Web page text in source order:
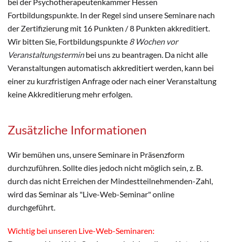
Fortbildungspunkte. In der Regel sind unsere Seminare nach
der Zertifizierung mit 16 Punkten / 8 Punkten akkreditiert.
Wir bitten Sie, Fortbildungspunkte 8 Wochen vor
Veranstaltungsterminbei uns zu beantragen. Da nicht alle
Veranstaltungen automatisch akkreditiert werden, kann bei
einer zu kurzfristigen Anfrage oder nach einer Veranstaltung
keine Akkreditierung mehr erfolgen.
Zusätzliche Informationen
Wir bemühen uns, unsere Seminare in Präsenzform
durchzuführen. Sollte dies jedoch nicht möglich sein, z. B.
durch das nicht Erreichen der Mindestteilnehmenden-Zahl,
wird das Seminar als "Live-Web-Seminar" online
durchgeführt.
Wichtig bei unseren Live-Web-Seminaren: